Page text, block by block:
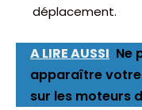
déplacement.
A LIRE AUSSI Ne
apparaître
sur les moteurs